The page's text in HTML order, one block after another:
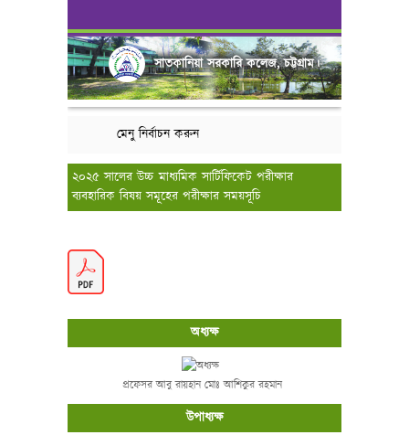
সাতকানিয়া সরকারি কলেজ, চট্টগ্রাম।
মেনু নির্বাচন করুন
২০২৫ সালের উচ্চ মাধ্যমিক সার্টিফিকেট পরীক্ষার
ব্যবহারিক বিষয় সমূহের পরীক্ষার সময়সূচি
অধ্যক্ষ
প্রফেসর আবু রায়হান মোঃ আশিকুর রহমান
উপাধ্যক্ষ